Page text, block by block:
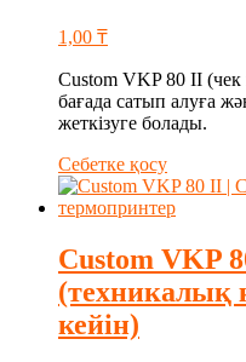
1,00 ₸
Custom VKP 80 II
бағада сатып алуға
жеткізуге болады.
Себетке қосу
Custom VKP
(техникалық
кейін)